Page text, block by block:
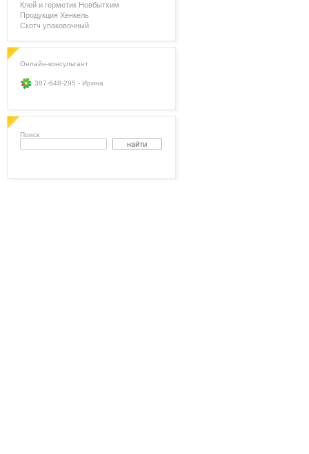
Клей и герметик Новбытхим
Продукция Хенкель
Скотч упаковочный
Онлайн-консультант
387-648-295 - Ирина
Поиск